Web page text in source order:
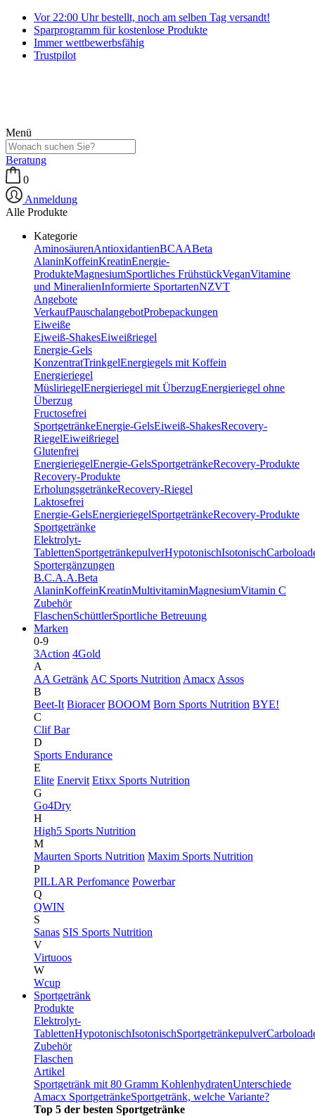
Vor 22:00 Uhr bestellt, noch am selben Tag versandt!
Sparprogramm für kostenlose Produkte
Immer wettbewerbsfähig
Trustpilot
Menü
Beratung
0
Anmeldung
Alle Produkte
Kategorie
AminosäurenAntioxidantienBCAABeta
AlaninKoffeinKreatinEnergie-
ProdukteMagnesiumSportliches FrühstückVeganVitamine
und MineralienInformierte SportartenNZVT
Angebote
VerkaufPauschalangebotProbepackungen
Eiweiße
Eiweiß-ShakesEiweißriegel
Energie-Gels
KonzentratTrinkgelEnergiegels mit Koffein
Energieriegel
MüsliriegelEnergieriegel mit ÜberzugEnergieriegel ohne
Überzug
Fructosefrei
SportgetränkeEnergie-GelsEiweiß-ShakesRecovery-
RiegelEiweißriegel
Glutenfrei
EnergieriegelEnergie-GelsSportgetränkeRecovery-Produkte
Recovery-Produkte
ErholungsgetränkeRecovery-Riegel
Laktosefrei
Energie-GelsEnergieriegelSportgetränkeRecovery-Produkte
Sportgetränke
Elektrolyt-
TablettenSportgetränkepulverHypotonischIsotonisch
Sportergänzungen
B.C.A.A.Beta
AlaninKoffeinKreatinMultivitaminMagnesiumVitamin C
Zubehör
FlaschenSchüttlerSportliche Betreuung
Marken
0-9
3Action 4Gold
A
AA Getränk AC Sports Nutrition Amacx Assos
B
Beet-It Bioracer BOOOM Born Sports Nutrition BYE!
C
Clif Bar
D
Sports Endurance
E
Elite Enervit Etixx Sports Nutrition
G
Go4Dry
H
High5 Sports Nutrition
M
Maurten Sports Nutrition Maxim Sports Nutrition
P
PILLAR Perfomance Powerbar
Q
QWIN
S
Sanas SIS Sports Nutrition
V
Virtuoos
W
Wcup
Sportgetränk
Produkte
Elektrolyt-
TablettenHypotonischIsotonischSportgetränkepulver
Zubehör
Flaschen
Artikel
Sportgetränk mit 80 Gramm KohlenhydratenUnterschiede
Amacx SportgetränkeSportgetränk, welche Variante?
Top 5 der besten Sportgetränke